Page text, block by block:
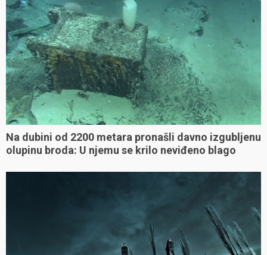
Na dubini od 2200 metara pronašli davno izgubljenu
olupinu broda: U njemu se krilo neviđeno blago